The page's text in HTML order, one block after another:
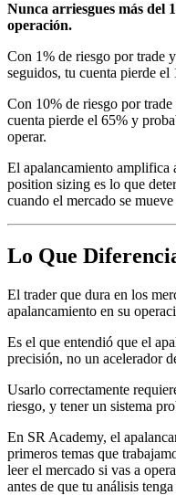
Nunca arriesgues más del
operación.
Con 1% de riesgo por trade
seguidos, tu cuenta pierde
Con 10% de riesgo por
cuenta pierde el 65% y
operar.
El apalancamiento amplifica
position sizing es lo que
cuando el mercado se
Lo Que
El trader que dura en los
apalancamiento en su
Es el que entendió que el
precisión, no un acelerador
Usarlo correctamente
riesgo, y tener un sistema
En SR Academy, el
primeros temas que
leer el mercado si vas a
antes de que tu análisis